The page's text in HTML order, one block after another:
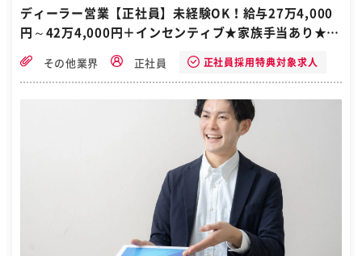
ディーラー営業【正社員】未経験OK！給与27万4,000
円～42万4,000円＋インセンティブ★家族手当あり★神
その他業界 正社員 正社員採用特典対象求人